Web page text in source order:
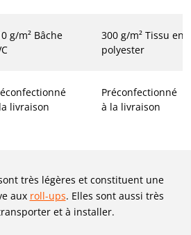
g/m² Bâche
300 g/m² Tissu en
polyester
livraison
Préconfectionné
à la livraison
très légères et constituent une
aux roll-ups. Elles sont aussi très
et à installer.